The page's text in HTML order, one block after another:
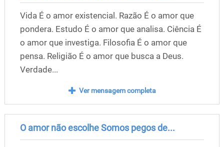
Vida É o amor existencial. Razão É o amor que
pondera. Estudo É o amor que analisa. Ciência É
o amor que investiga. Filosofia É o amor que
pensa. Religião É o amor que busca a Deus.
Verdade...
Ver mensagem completa
O amor não escolhe Somos pegos de...